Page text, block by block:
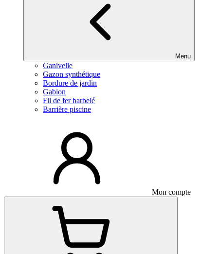
Menu
Ganivelle
Gazon synthétique
Bordure de jardin
Gabion
Fil de fer barbelé
Barrière piscine
Mon compte